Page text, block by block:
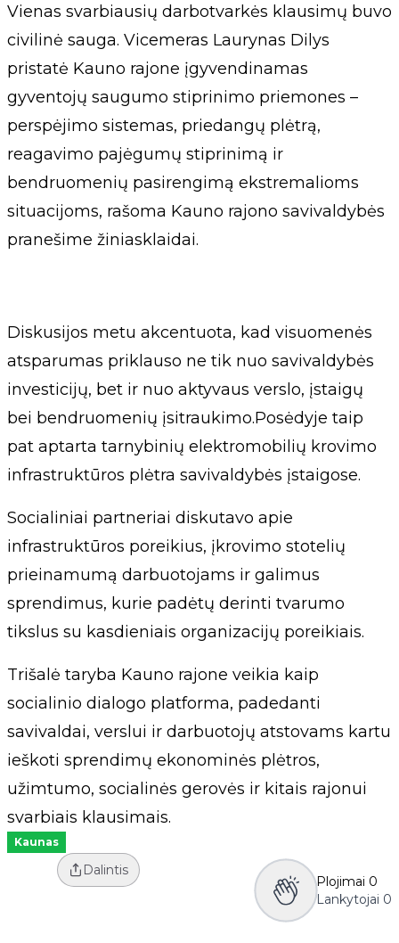
Vienas svarbiausių darbotvarkės klausimų buvo
civilinė sauga. Vicemeras Laurynas Dilys
pristatė Kauno rajone įgyvendinamas
gyventojų saugumo stiprinimo priemones –
perspėjimo sistemas, priedangų plėtrą,
reagavimo pajėgumų stiprinimą ir
bendruomenių pasirengimą ekstremalioms
situacijoms, rašoma Kauno rajono savivaldybės
pranešime žiniasklaidai.
Diskusijos metu akcentuota, kad visuomenės
atsparumas priklauso ne tik nuo savivaldybės
investicijų, bet ir nuo aktyvaus verslo, įstaigų
bei bendruomenių įsitraukimo.Posėdyje taip
pat aptarta tarnybinių elektromobilių krovimo
infrastruktūros plėtra savivaldybės įstaigose.
Socialiniai partneriai diskutavo apie
infrastruktūros poreikius, įkrovimo stotelių
prieinamumą darbuotojams ir galimus
sprendimus, kurie padėtų derinti tvarumo
tikslus su kasdieniais organizacijų poreikiais.
Trišalė taryba Kauno rajone veikia kaip
socialinio dialogo platforma, padedanti
savivaldai, verslui ir darbuotojų atstovams kartu
ieškoti sprendimų ekonominės plėtros,
užimtumo, socialinės gerovės ir kitais rajonui
svarbiais klausimais.
Kaunas
Dalintis
Plojimai 0
Lankytojai 0